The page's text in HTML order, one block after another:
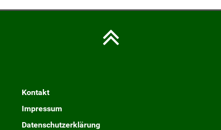
Kontakt
Impressum
Datenschutzerklärung